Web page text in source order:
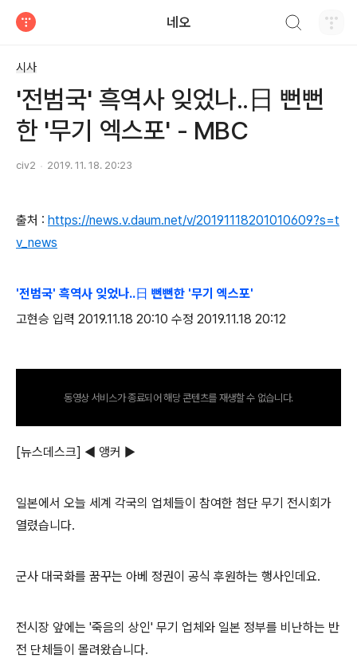
네오
시사
'전범국' 흑역사 잊었나..日 뻔뻔
한 '무기 엑스포' - MBC
civ2 2019. 11. 18. 20:23
출처 : https://news.v.daum.net/v/20191118201010609?s=t
v_news
'전범국' 흑역사 잊었나..日 뻔뻔한 '무기 엑스포'
고현승 입력 2019.11.18 20:10 수정 2019.11.18 20:12
동영상 서비스가 종료되어 해당 콘텐츠를 재생할 수 없습니다.
[뉴스데스크] ◀ 앵커 ▶
일본에서 오늘 세계 각국의 업체들이 참여한 첨단 무기 전시회가
열렸습니다.
군사 대국화를 꿈꾸는 아베 정권이 공식 후원하는 행사인데요.
전시장 앞에는 '죽음의 상인' 무기 업체와 일본 정부를 비난하는 반
전 단체들이 몰려왔습니다.